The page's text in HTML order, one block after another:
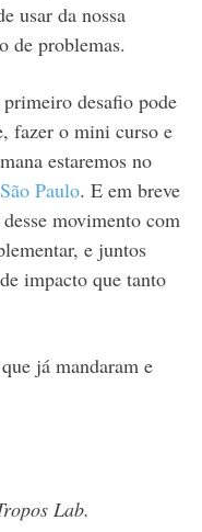
usar da nossa
de problemas.
desafio pode
fazer o mini curso e
estaremos no
Paulo. E em breve
movimento com
e juntos
impacto que tanto
já mandaram e
Lab.